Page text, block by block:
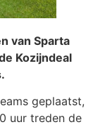
van Sparta
Kozijndeal
geplaatst,
uur treden de